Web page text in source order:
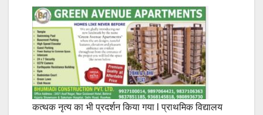
कत्थक नृत्य का भी प्रदर्शन किया गया l प्राथमिक विद्यालय